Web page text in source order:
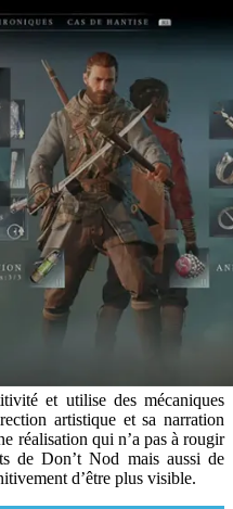
et utilise des mécaniques
artistique et sa narration
réalisation qui n’a pas à rougir
de Don’t Nod mais aussi de
d’être plus visible.